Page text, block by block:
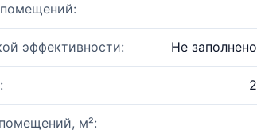
эффективности: Не заполнено
2
м²: